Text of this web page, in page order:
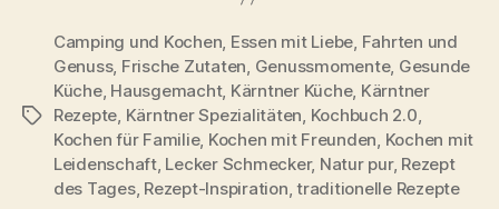
Schlagwörter
Camping und Kochen, Essen mit Liebe, Fahrten und
Genuss, Frische Zutaten, Genussmomente, Gesunde
Küche, Hausgemacht, Kärntner Küche, Kärntner
Rezepte, Kärntner Spezialitäten, Kochbuch 2.0,
Kochen für Familie, Kochen mit Freunden, Kochen mit
Leidenschaft, Lecker Schmecker, Natur pur, Rezept
des Tages, Rezept-Inspiration,traditionelle Rezepte